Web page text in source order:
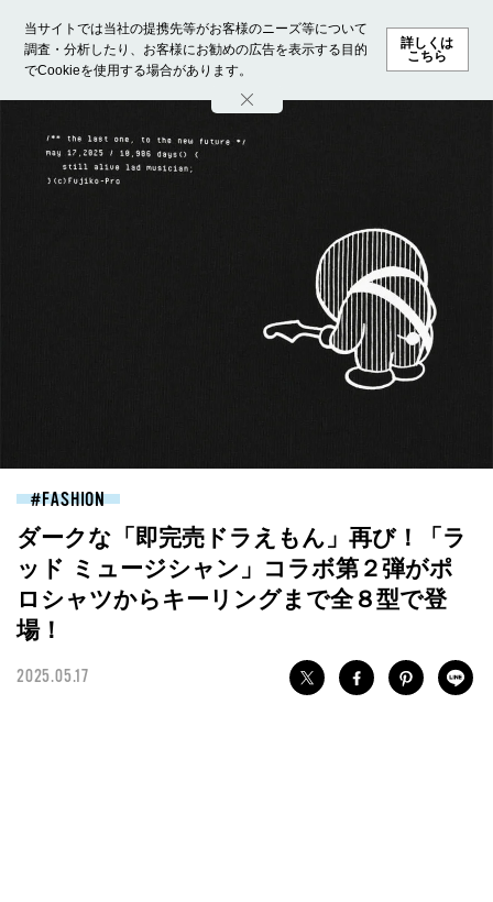
当サイトでは当社の提携先等がお客様のニーズ等について
調査・分析したり、お客様にお勧めの広告を表示する目的
でCookieを使用する場合があります。
詳しくは
こちら
ホーム モデル募集 ランキング ファッション ビューテ
FASHION
ダークな「即完売ドラえもん」再び！「ラ
ッド ミュージシャン」コラボ第２弾がポ
ロシャツからキーリングまで全８型で登
場！
2025.05.17